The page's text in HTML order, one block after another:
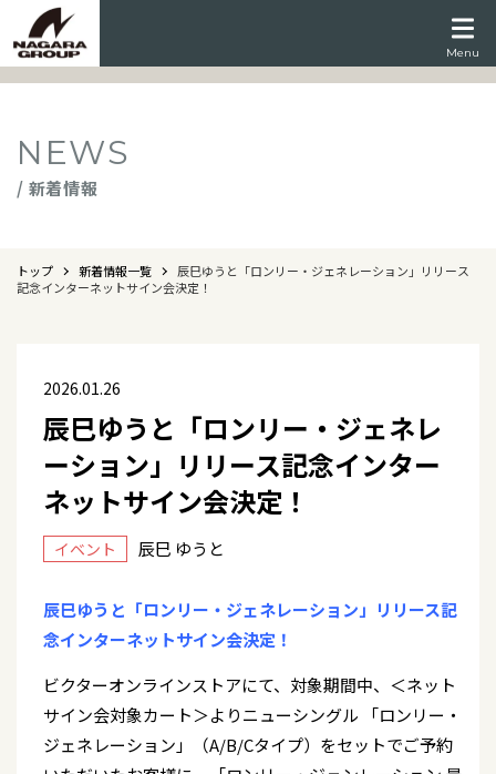
Menu
NEWS
/ 新着情報
トップ 新着情報一覧
辰巳ゆうと「ロンリー・ジェネレーション」リリース
記念インターネットサイン会決定！
2026.01.26
辰巳ゆうと「ロンリー・ジェネレ
ーション」リリース記念インター
ネットサイン会決定！
イベント 辰巳 ゆうと
辰巳ゆうと「ロンリー・ジェネレーション」リリース記
念インターネットサイン会決定！
ビクターオンラインストアにて、対象期間中、＜ネット
サイン会対象カート＞よりニューシングル 「ロンリー・
ジェネレーション」（A/B/Cタイプ）をセットでご予約